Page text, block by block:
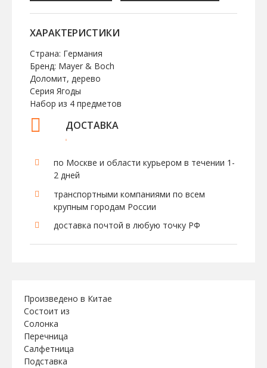
ХАРАКТЕРИСТИКИ
Страна: Германия
Бренд: Mayer & Boch
Доломит, дерево
Серия Ягоды
Набор из 4 предметов
ДОСТАВКА
по Москве и области курьером в течении 1-
2 дней
транспортными компаниями по всем
крупным городам России
доставка почтой в любую точку РФ
Произведено в Китае
Состоит из
Солонка
Перечница
Салфетница
Подставка